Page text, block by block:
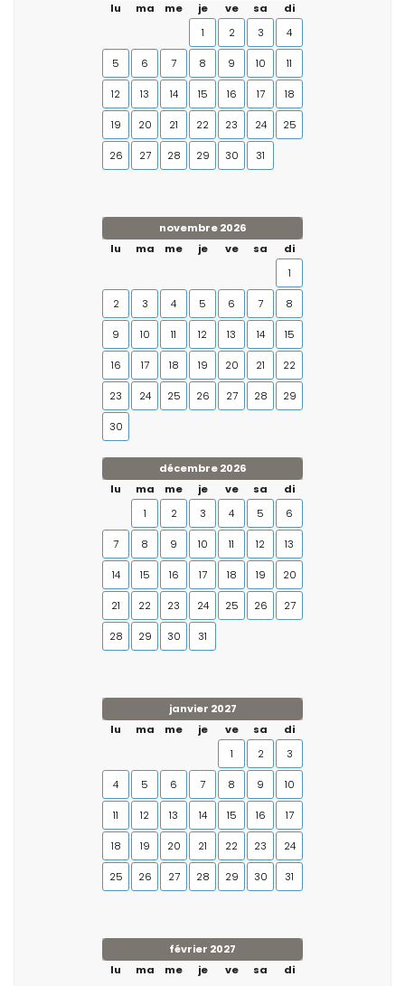
lu
ma me je ve sa
di
1
2 3 4
5 6 7 8 9 10 11
12 13 14 15 16 17 18
19 20 21 22 23 24 25
26 27 28 29 30 31
novembre 2026
lu
ma me je ve sa
di
1
2 3 4 5 6 7 8
9 10 11 12 13 14 15
16 17 18 19 20 21 22
23 24 25 26 27 28 29
30
décembre 2026
lu
ma me je ve sa
di
1
2 3 4 5 6
7 8 9 10 11 12 13
14 15 16 17 18 19 20
21 22 23 24 25 26 27
28 29 30 31
janvier 2027
lu
ma me je ve sa
di
1
2 3
4 5 6 7 8 9 10
11 12 13 14 15 16 17
18 19 20 21 22 23 24
25 26 27 28 29 30 31
février 2027
lu
ma me je ve sa di